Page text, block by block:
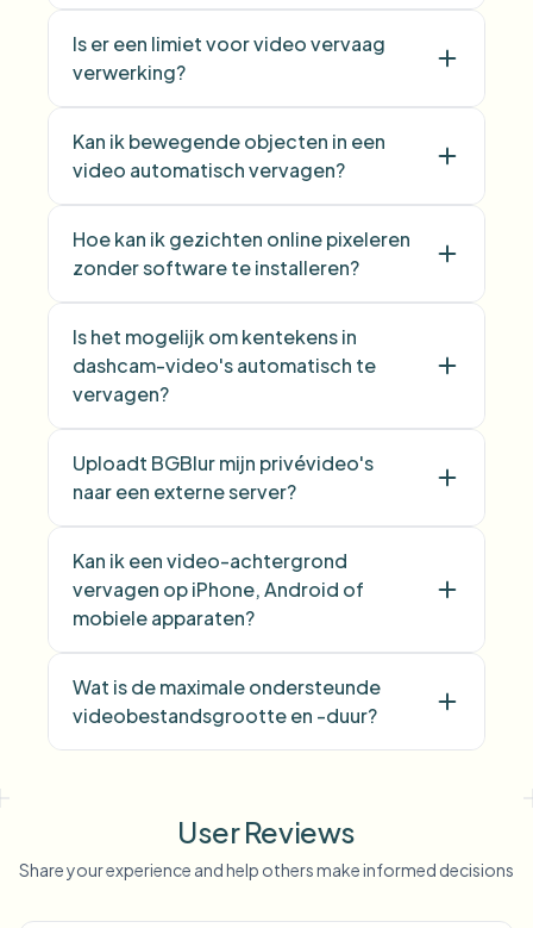
Is er een limiet voor video vervaag
verwerking?
Kan ik bewegende objecten in een
video automatisch vervagen?
Hoe kan ik gezichten online pixeleren
zonder software te installeren?
Is het mogelijk om kentekens in
dashcam-video's automatisch te
vervagen?
Uploadt BGBlur mijn privévideo's
naar een externe server?
Kan ik een video-achtergrond
vervagen op iPhone, Android of
mobiele apparaten?
Wat is de maximale ondersteunde
videobestandsgrootte en -duur?
User Reviews
Share your experience and help others make informed decisions